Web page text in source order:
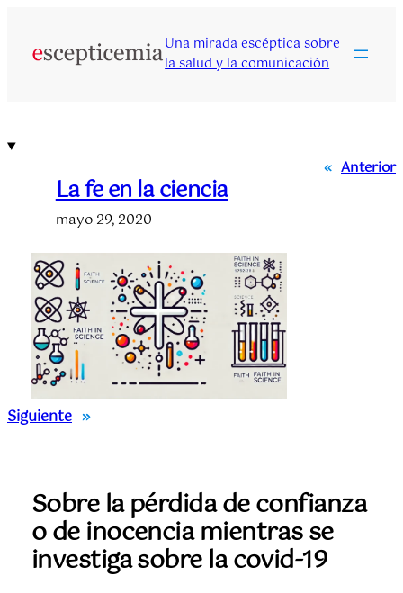
contenido
Una mirada escéptica sobre
la salud y la comunicación
« Anterior
La fe en la ciencia
mayo 29, 2020
Siguiente »
Sobre la pérdida de confianza
o de inocencia mientras se
investiga sobre la covid-19